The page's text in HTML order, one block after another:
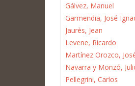
Gálvez, Manuel
Garmendia, José
Jaurès, Jean
Levene, Ricardo
Martínez Orozco,
Navarra y Monzó,
Pellegrini, Carlos